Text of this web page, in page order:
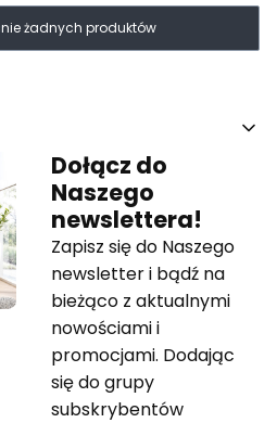
żadnych produktów
Dołącz do
Naszego
newslettera!
Zapisz się do Naszego
newsletter i bądź na
bieżąco z aktualnymi
nowościami i
promocjami. Dodając
się do grupy
subskrybentów